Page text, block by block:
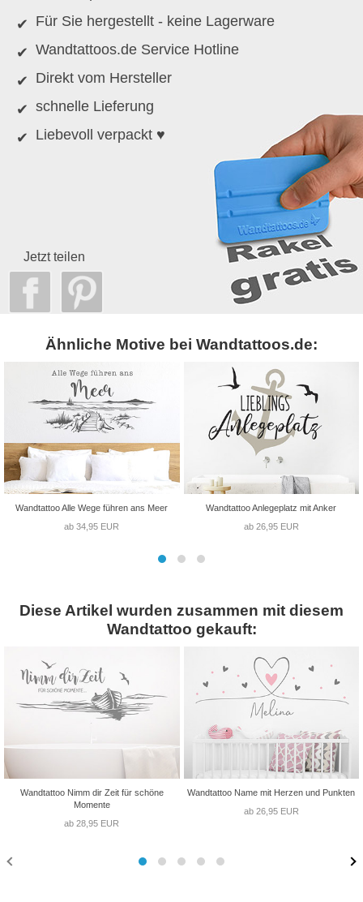
Für Sie hergestellt - keine Lagerware
Wandtattoos.de Service Hotline
Direkt vom Hersteller
schnelle Lieferung
Liebevoll verpackt ♥
Jetzt teilen
Ähnliche Motive bei Wandtattoos.de:
Wandtattoo Alle Wege führen ans Meer
ab 34,95 EUR
Wandtattoo Anlegeplatz mit Anker
ab 26,95 EUR
Diese Artikel wurden zusammen mit diesem
Wandtattoo gekauft:
Wandtattoo Nimm dir Zeit für schöne
Momente
ab 28,95 EUR
Wandtattoo Name mit Herzen und Punkten
ab 26,95 EUR